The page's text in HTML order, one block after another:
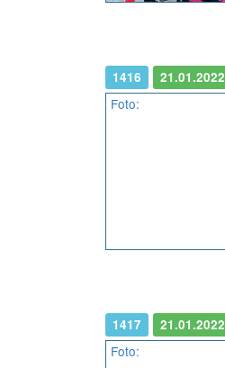
1416 21.01.2022
Foto:
1417 21.01.2022
Foto: